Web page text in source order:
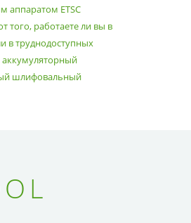
аппаратом ETSC
того, работаете ли вы в
в труднодоступных
шлифовальный